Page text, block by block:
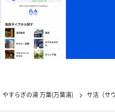
やすらぎの湯 万葉(万葉湯) サ活（サ